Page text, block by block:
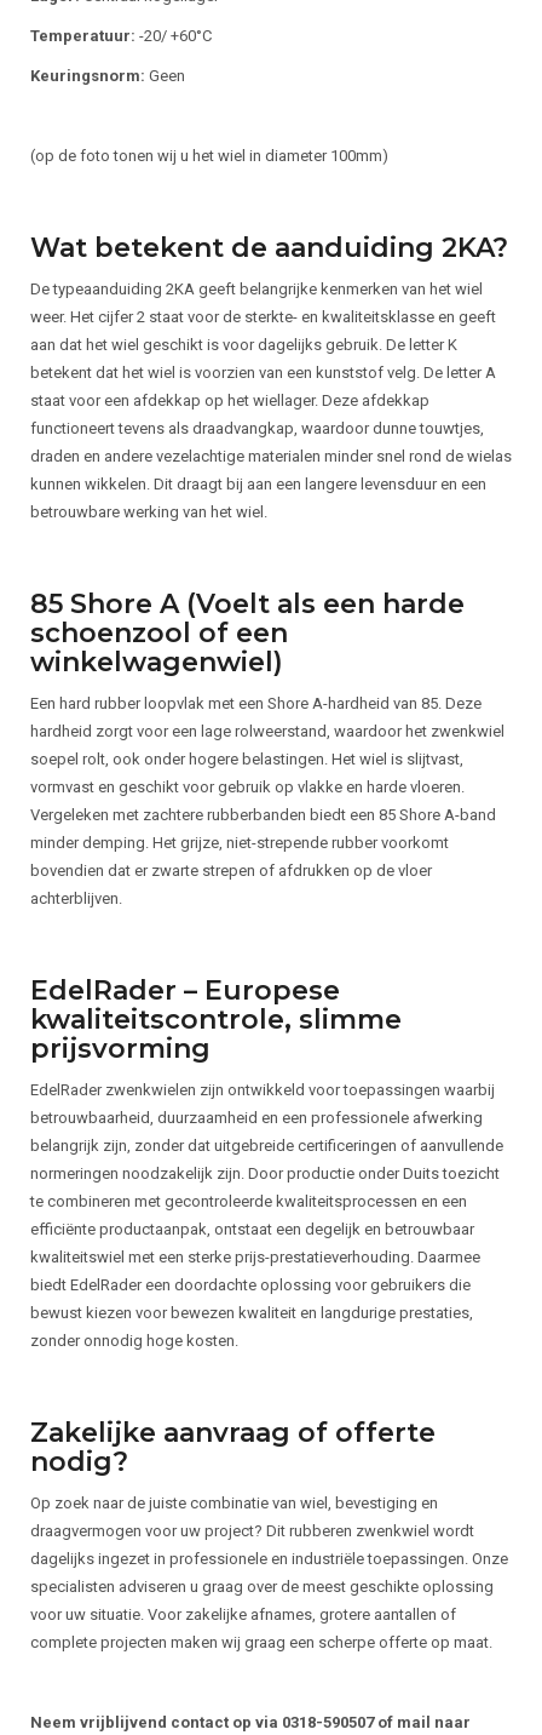
Temperatuur: -20/ +60°C
Keuringsnorm: Geen
(op de foto tonen wij u het wiel in diameter 100mm)
Wat betekent de aanduiding 2KA?
De typeaanduiding 2KA geeft belangrijke kenmerken van het wiel
weer. Het cijfer 2 staat voor de sterkte- en kwaliteitsklasse en geeft
aan dat het wiel geschikt is voor dagelijks gebruik. De letter K
betekent dat het wiel is voorzien van een kunststof velg. De letter A
staat voor een afdekkap op het wiellager. Deze afdekkap
functioneert tevens als draadvangkap, waardoor dunne touwtjes,
draden en andere vezelachtige materialen minder snel rond de wielas
kunnen wikkelen. Dit draagt bij aan een langere levensduur en een
betrouwbare werking van het wiel.
85 Shore A (Voelt als een harde
schoenzool of een
winkelwagenwiel)
Een hard rubber loopvlak met een Shore A-hardheid van 85. Deze
hardheid zorgt voor een lage rolweerstand, waardoor het zwenkwiel
soepel rolt, ook onder hogere belastingen. Het wiel is slijtvast,
vormvast en geschikt voor gebruik op vlakke en harde vloeren.
Vergeleken met zachtere rubberbanden biedt een 85 Shore A-band
minder demping. Het grijze, niet-strepende rubber voorkomt
bovendien dat er zwarte strepen of afdrukken op de vloer
achterblijven.
EdelRader – Europese
kwaliteitscontrole, slimme
prijsvorming
EdelRader zwenkwielen zijn ontwikkeld voor toepassingen waarbij
betrouwbaarheid, duurzaamheid en een professionele afwerking
belangrijk zijn, zonder dat uitgebreide certificeringen of aanvullende
normeringen noodzakelijk zijn. Door productie onder Duits toezicht
te combineren met gecontroleerde kwaliteitsprocessen en een
efficiënte productaanpak, ontstaat een degelijk en betrouwbaar
kwaliteitswiel met een sterke prijs-prestatieverhouding. Daarmee
biedt EdelRader een doordachte oplossing voor gebruikers die
bewust kiezen voor bewezen kwaliteit en langdurige prestaties,
zonder onnodig hoge kosten.
Zakelijke aanvraag of offerte
nodig?
Op zoek naar de juiste combinatie van wiel, bevestiging en
draagvermogen voor uw project? Dit rubberen zwenkwiel wordt
dagelijks ingezet in professionele en industriële toepassingen. Onze
specialisten adviseren u graag over de meest geschikte oplossing
voor uw situatie. Voor zakelijke afnames, grotere aantallen of
complete projecten maken wij graag een scherpe offerte op maat.
Neem vrijblijvend contact op via 0318-590507 of mail naar